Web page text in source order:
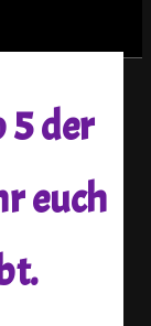
5 der
euch